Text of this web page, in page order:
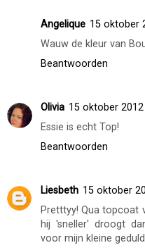
Anoniem 14 oktober
heerlijke herfstkleur
Angelique 15 oktober
Wauw de kleur van
Olivia 15 oktober 2012
Essie is echt Top!